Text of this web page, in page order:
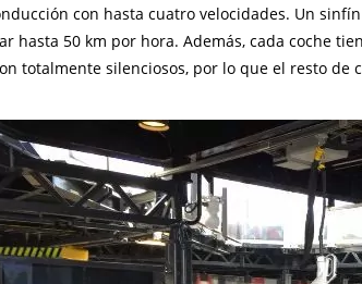
con hasta cuatro velocidades. Un
hasta 50 km por hora. Además, cada coche
totalmente silenciosos, por lo que el resto